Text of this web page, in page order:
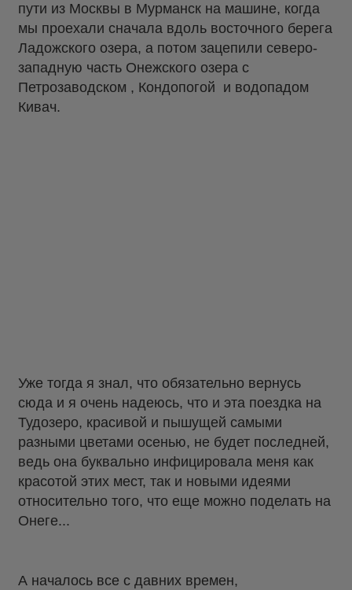
пути из Москвы в Мурманск на машине, когда
мы проехали сначала вдоль восточного берега
Ладожского озера, а потом зацепили северо-
западную часть Онежского озера с
Петрозаводском , Кондопогой и водопадом
Кивач.
Уже тогда я знал, что обязательно вернусь
сюда и я очень надеюсь, что и эта поездка на
Тудозеро, красивой и пышущей самыми
разными цветами осенью, не будет последней,
ведь она буквально инфицировала меня как
красотой этих мест, так и новыми идеями
относительно того, что еще можно поделать на
Онеге...
А началось все с давних времен,